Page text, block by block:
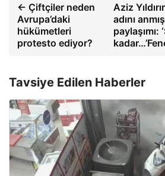
← Çiftçiler neden
Avrupa’daki
hükümetleri
protesto ediyor?
Aziz
adını
paylaşımı:
Tavsiye Edilen Haberler